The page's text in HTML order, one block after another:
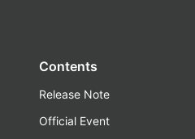
Contents
Release Note
Official Event